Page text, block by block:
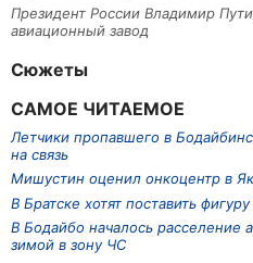
Президент России Владимир
авиационный завод
Сюжеты
САМОЕ ЧИТАЕМОЕ
Летчики пропавшего в
на связь
Мишустин оценил онкоцентр в
В Братске хотят поставить
В Бодайбо началось расселение
зимой в зону ЧС